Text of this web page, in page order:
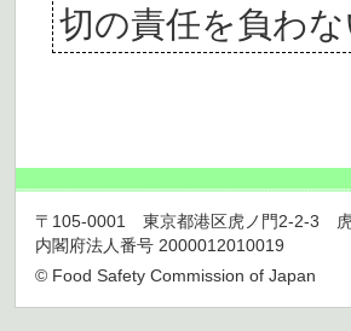
切の責任を負わな
〒105-0001 東京都港区虎ノ門2-2-3 虎
内閣府法人番号 2000012010019
© Food Safety Commission of Japan